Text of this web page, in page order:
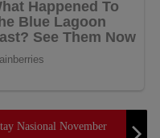
Nasional November